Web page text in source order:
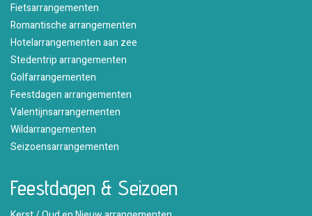
Fietsarrangementen
Romantische arrangementen
Hotelarrangementen aan zee
Stedentrip arrangementen
Golfarrangementen
Feestdagen arrangementen
Valentijnsarrangementen
Wildarrangementen
Seizoensarrangementen
Feestdagen & Seizoen